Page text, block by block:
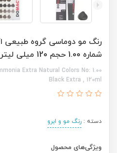
رنگ مو دوماسی گروه طبیعی
شماره 1.00 حجم 120 میلی لیتر
Extra Natural Colors No: 1.00
Black Extra , 120ml
دسته : رنگ مو و ابرو
ویژگی‌های محصول